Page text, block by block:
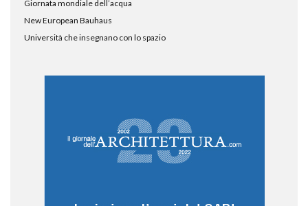
Giornata mondiale dell’acqua
New European Bauhaus
Università che insegnano con lo spazio